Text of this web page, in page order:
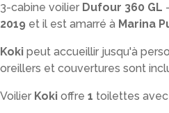
3-cabine voilier Dufour 360 GL
2019 et il est amarré à Marina
Koki peut accueillir jusqu'à
oreillers et couvertures sont
Voilier Koki offre 1 toilettes